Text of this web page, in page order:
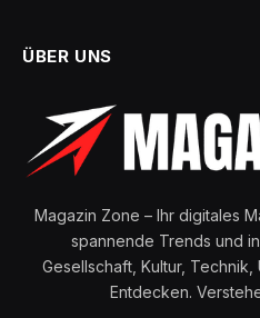
ÜBER UNS
Magazin Zone – Ihr digitales
spannende Trends und
Gesellschaft, Kultur, Technik,
Entdecken.